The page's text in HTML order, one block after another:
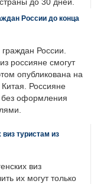
до 30 дней.
России до конца
России.
россияне смогут
опубликована на
Россияне
без оформления
туристам из
виз
их могут только